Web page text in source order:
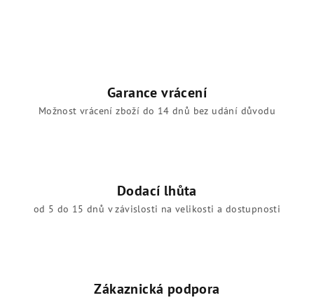
Garance vrácení
Možnost vrácení zboží do 14 dnů bez udání důvodu
Dodací lhůta
od 5 do 15 dnů v závislosti na velikosti a dostupnosti
Zákaznická podpora